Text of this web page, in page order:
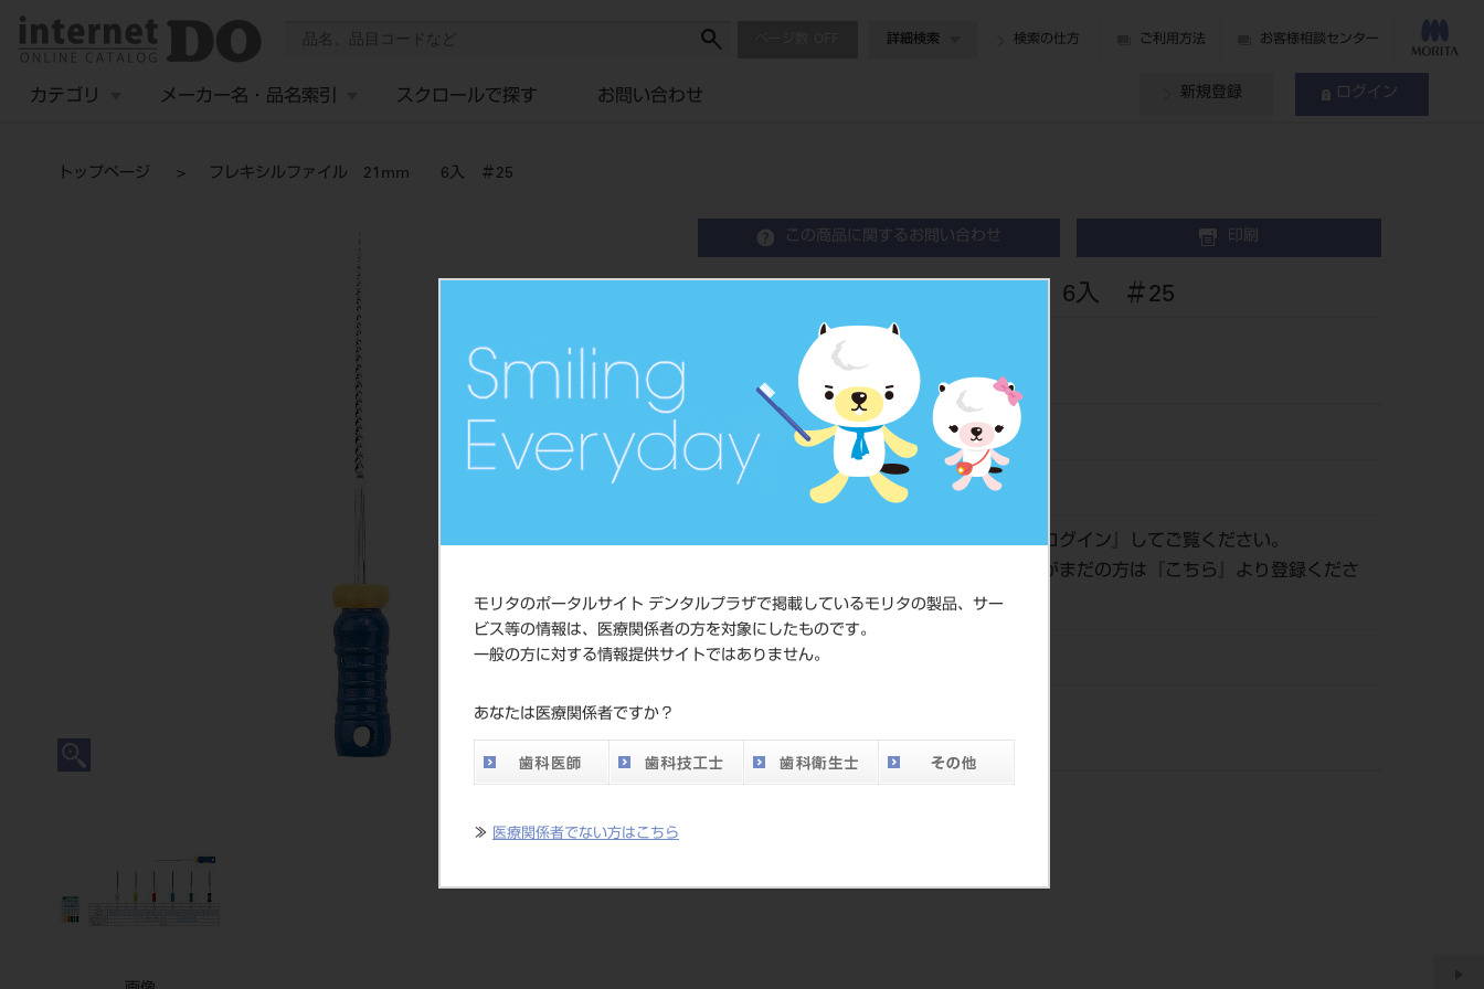
モリタのポータルサイト デンタルプラザで掲載しているモリタの製品、サー
ビス等の情報は、医療関係者の方を対象にしたものです。
一般の方に対する情報提供サイトではありません。
あなたは医療関係者ですか？
≫ 医療関係者でない方はこちら
詳細検索 検索の仕方 ご利用方法 お客様相談センター
カテゴリ メーカー名・品名索引 スクロールで探す お問い合わせ 新規登録 ログイン
トップページ フレキシルファイル 21mm 6入 ＃25
この商品に関するお問い合わせ 印刷
フレキシルファイル 21mm 6入 ＃25
歯科用ファイル
品目コード 20239042225
JAN/EANコード 4546951503864
価格の確認は『ログイン 』してご覧ください。
ネット会員登録がまだの方は『
こちら
』より登録くださ
い。
メーカー
ジ